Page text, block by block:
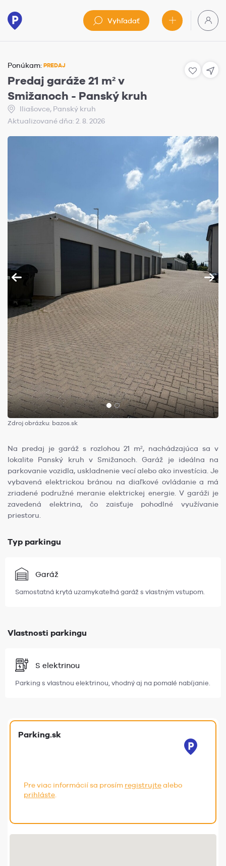
Vyhľadať
Ponúkam: PREDAJ
Predaj garáže 21 m² v
Smižanoch - Panský kruh
Iliašovce, Panský kruh
Aktualizované dňa: 2. 8. 2026
Zdroj obrázku: bazos.sk
Na predaj je garáž s rozlohou 21 m², nachádzajúca sa v
lokalite Panský kruh v Smižanoch. Garáž je ideálna na
parkovanie vozidla, uskladnenie vecí alebo ako investícia. Je
vybavená elektrickou bránou na diaľkové ovládanie a má
zriadené podružné meranie elektrickej energie. V garáži je
zavedená elektrina, čo zaisťuje pohodlné využívanie
priestoru.
Typ parkingu
Garáž
Samostatná krytá uzamykateľná garáž s vlastným vstupom.
Vlastnosti parkingu
S elektrinou
Parking s vlastnou elektrinou, vhodný aj na pomalé nabíjanie.
Parking.sk
Pre viac informácií sa prosím registrujtealebo
prihláste.